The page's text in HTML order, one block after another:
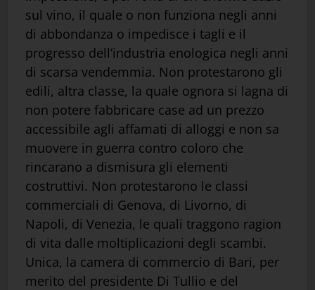
sul vino, il quale o non funziona negli anni
di abbondanza o impedisce i tagli e il
progresso dell’industria enologica negli anni
di scarsa vendemmia. Non protestarono gli
edili, altra classe, la quale ognora si lagna di
non potere fabbricare case ad un prezzo
accessibile agli affamati di alloggi e non sa
muovere in guerra contro coloro che
rincarano a dismisura gli elementi
costruttivi. Non protestarono le classi
commerciali di Genova, di Livorno, di
Napoli, di Venezia, le quali traggono ragion
di vita dalle moltiplicazioni degli scambi.
Unica, la camera di commercio di Bari, per
merito del presidente Di Tullio e del